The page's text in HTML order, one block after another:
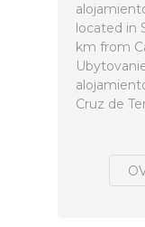
located in
km from
Cruz de